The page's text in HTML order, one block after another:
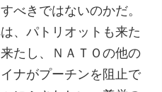
べきではないのかだ。
、パトリオットも来た
たし、ＮＡＴＯの他の
ナがプーチンを阻止で